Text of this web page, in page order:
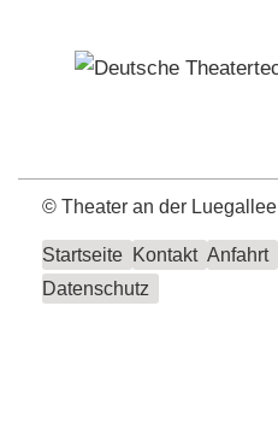
© Theater an der Luegallee
Startseite Kontakt Anfahrt
Datenschutz